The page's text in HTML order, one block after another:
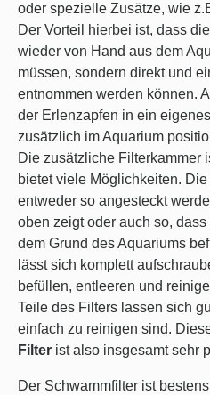
oder spezielle Zusätze, wie
Der Vorteil hierbei ist, dass
wieder von Hand aus dem
müssen, sondern direkt und
entnommen werden können.
der Erlenzapfen in ein
zusätzlich im Aquarium
Die zusätzliche Filterkammer
bietet viele Möglichkeiten.
entweder so angesteckt
oben zeigt oder auch so,
dem Grund des Aquariums
lässt sich komplett
befüllen, entleeren und
Teile des Filters lassen sich
einfach zu reinigen sind.
Filter ist also insgesamt sehr
Der Schwammfilter ist